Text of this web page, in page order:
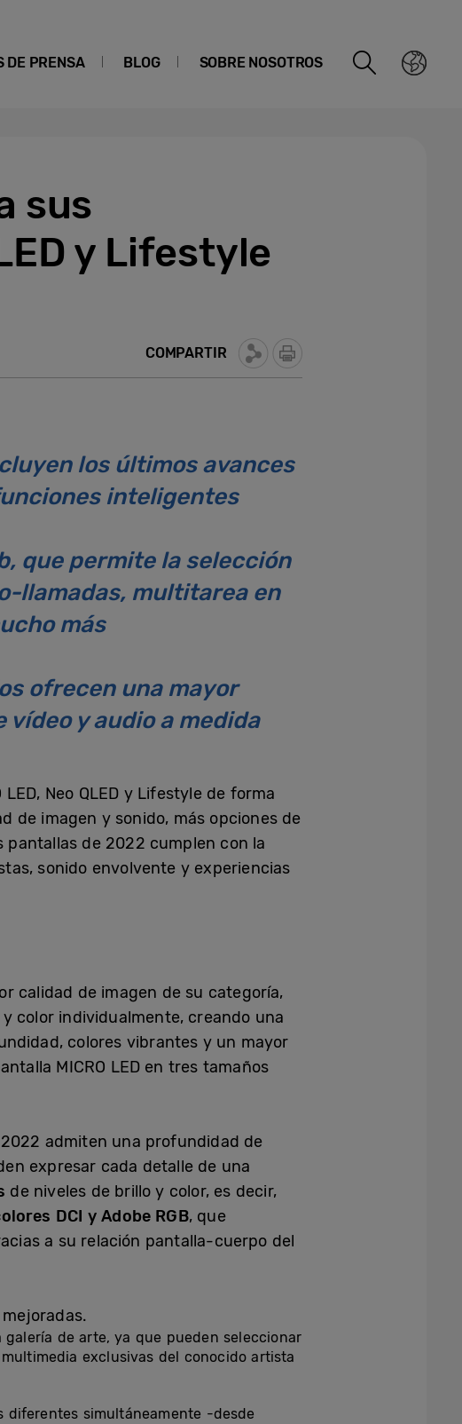
DE PRENSA BLOG SOBRE NOSOTROS
sus
y Lifestyle
COMPARTIR
los últimos avances
inteligentes
que permite la selección
llamadas, multitarea en
más
ofrecen una mayor
y audio a medida
Neo QLED y Lifestyle de forma
de imagen y sonido, más opciones de
pantallas de 2022 cumplen con la
sonido envolvente y experiencias
calidad de imagen de su categoría,
color individualmente, creando una
colores vibrantes y un mayor
MICRO LED en tres tamaños
2022 admiten una profundidad de
expresar cada detalle de una
de niveles de brillo y color, es decir,
DCI y Adobe RGB, que
a su relación pantalla-cuerpo del
de arte, ya que pueden seleccionar
exclusivas del conocido artista
simultáneamente -desde